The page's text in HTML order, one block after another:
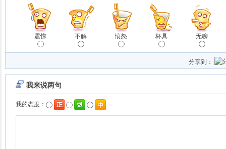
震惊 不解 愤怒 杯具 无聊
分享到：